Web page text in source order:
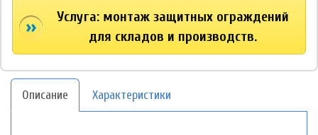
Услуга: монтаж защитных ограждений
для складов и производств.
Описание Характеристики